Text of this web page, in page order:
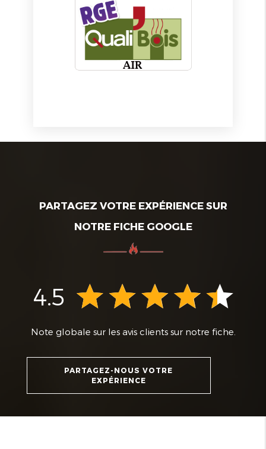
PARTAGEZ VOTRE EXPÉRIENCE SUR
NOTRE FICHE GOOGLE
4.5
Note globale sur les avis clients sur notre fiche.
PARTAGEZ-NOUS VOTRE
EXPÉRIENCE